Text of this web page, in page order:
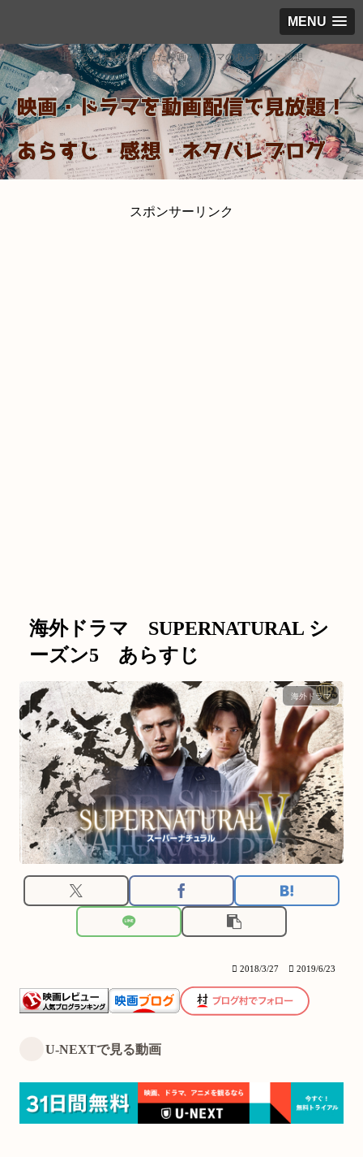
MENU
出来るだけ見放題で見た映画・ドラマのあらすじ・感想
スポンサーリンク
海外ドラマ SUPERNATURAL シ
ーズン5 あらすじ
海外ドラマ
2018/3/27 2019/6/23
U-NEXTで見る動画